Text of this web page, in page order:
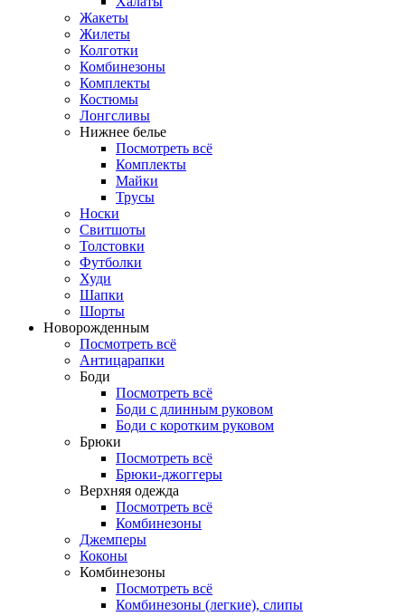
Жакеты
Жилеты
Колготки
Комбинезоны
Комплекты
Костюмы
Лонгсливы
Нижнее белье
Посмотреть всё
Комплекты
Майки
Трусы
Носки
Свитшоты
Толстовки
Футболки
Худи
Шапки
Шорты
Новорожденным
Посмотреть всё
Антицарапки
Боди
Посмотреть всё
Боди с длинным руковом
Боди с коротким руковом
Брюки
Посмотреть всё
Брюки-джоггеры
Верхняя одежда
Посмотреть всё
Комбинезоны
Джемперы
Коконы
Комбинезоны
Посмотреть всё
Комбинезоны (легкие), слипы